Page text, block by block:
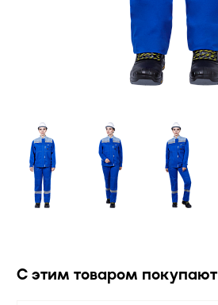
С этим товаром покупают